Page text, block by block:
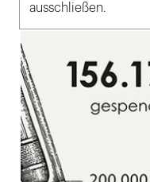
ausschließen.